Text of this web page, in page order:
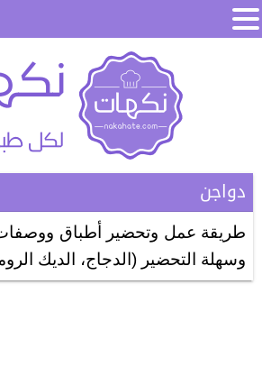
دواجن
طريقة عمل وتحضير أطباق ووصفات
وسهلة التحضير (الدجاج، الديك